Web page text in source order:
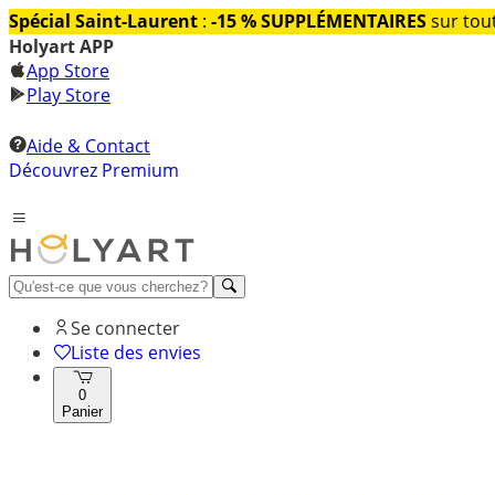
Spécial Saint-Laurent : -15 % SUPPLÉMENTAIRESsur
Holyart APP
App Store
Play Store
Aide & Contact
Découvrez Premium
Se connecter
Liste des envies
0
Panier